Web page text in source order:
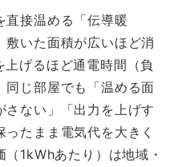
直接温める「伝導暖
敷いた面積が広いほど消
げるほど通電時間（負
同じ部屋でも「温める面
さない」「出力を上げす
たまま電気代を大きく
1kWhあたり）は地域・